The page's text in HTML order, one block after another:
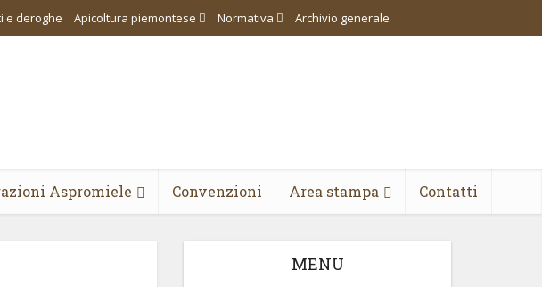
e deroghe Apicoltura piemontese Normativa Archivio generale
Aspromiele Convenzioni Area stampa Contatti
MENU